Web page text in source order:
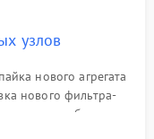
узлов
нового агрегата
нового фильтра-
обдува,
дверных петель.